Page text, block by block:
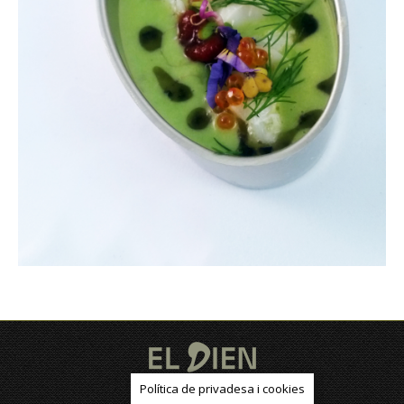
Política de privadesa i cookies